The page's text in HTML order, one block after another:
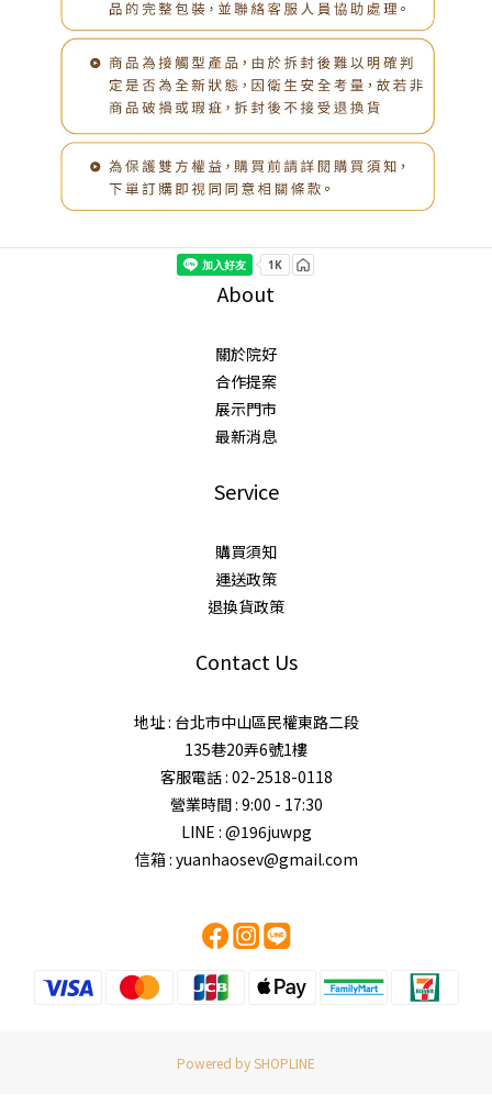
About
關於院好
合作提案
展示門市
最新消息
Service
購買須知
運送政策
退換貨政策
Contact Us
地址 : 台北市中山區民權東路二段
135巷20弄6號1樓
客服電話 : 02-2518-0118
營業時間 : 9:00 - 17:30
LINE : @196juwpg
信箱 : yuanhaosev@gmail.com
Powered by SHOPLINE